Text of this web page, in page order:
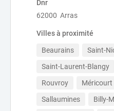
Dnr
62000 Arras
Villes à proximité
Beaurains Saint-
Saint-Laurent-Blangy
Rouvroy
Méricourt
Sallaumines
Billy-